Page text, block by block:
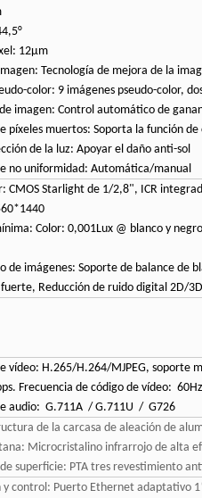
12μm
Tecnología de mejora de la
color: 9 imágenes pseudo-color,
imagen: Control automático de
píxeles muertos: Soporta la función
de la luz: Apoyar el daño anti-sol
no uniformidad: Automática/manual
CMOS Starlight de 1/2,8", ICR
Color: 0,001Lux @ blanco y
de imágenes: Soporte de balance de
fuerte, Reducción de ruido digital 2D/
vídeo: H.265/H.264/MJPEG, soporte
Frecuencia de código de vídeo: 60Hz
audio: G.711A / G.711U / G726
de la carcasa de aleación de
Microcristalino infrarrojo de alta
superficie: PTA tres revestimiento
y control: Puerto Ethernet adaptativo